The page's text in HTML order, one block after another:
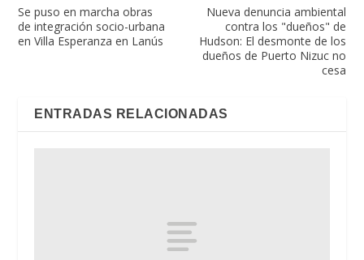
Se puso en marcha obras
de integración socio-urbana
en Villa Esperanza en Lanús
Nueva denuncia ambiental
contra los "dueños" de
Hudson: El desmonte de los
dueños de Puerto Nizuc no
cesa
ENTRADAS RELACIONADAS